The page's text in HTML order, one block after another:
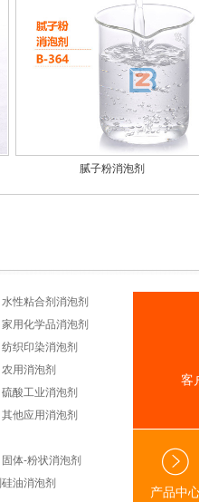
腻子粉消泡剂
水性粘合剂消泡剂
家用化学品消泡剂
纺织印染消泡剂
农用消泡剂
硫酸工业消泡剂
其他应用消泡剂
固体-粉状消泡剂
硅油消泡剂
客
产品中